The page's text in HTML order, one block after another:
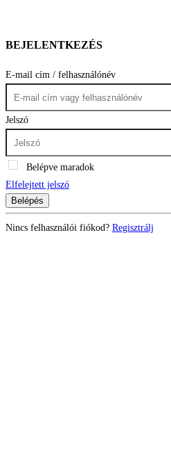
BEJELENTKEZÉS
E-mail cím / felhasználónév
Jelszó
Belépve maradok
Elfelejtett jelszó
Belépés
Nincs felhasználói fiókod? Regisztrálj